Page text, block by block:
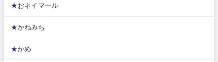
★おネイマール
★かねみち
★かめ